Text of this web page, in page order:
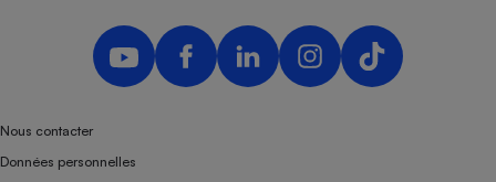
Nous contacter
Données personnelles